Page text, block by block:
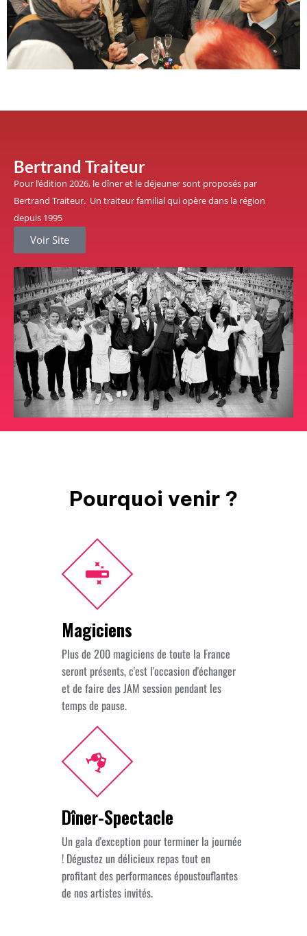
Bertrand Traiteur
Pour l’édition 2026, le dîner et le déjeuner sont proposés par
Bertrand Traiteur. Un traiteur familial qui opère dans la région
depuis 1995
Voir Site
Pourquoi venir ?
Magiciens
Plus de 200 magiciens de toute la France
seront présents, c'est l'occasion d'échanger
et de faire des JAM session pendant les
temps de pause.
Dîner-Spectacle
Un gala d'exception pour terminer la journée
! Dégustez un délicieux repas tout en
profitant des performances époustouflantes
de nos artistes invités.